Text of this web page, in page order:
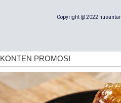
Copyright @ 2022